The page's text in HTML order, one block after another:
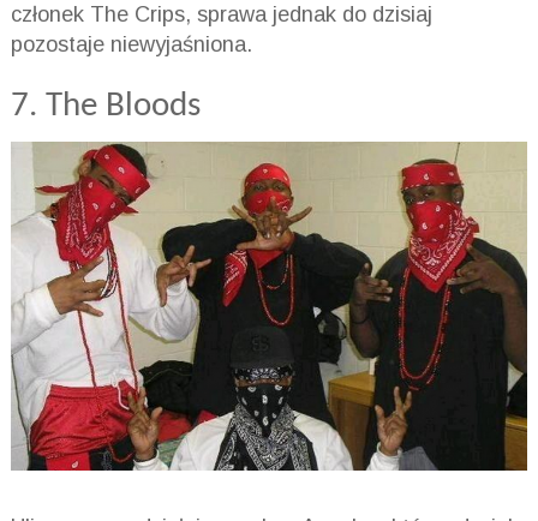
członek The Crips, sprawa jednak do dzisiaj
pozostaje niewyjaśniona.
7. The Bloods